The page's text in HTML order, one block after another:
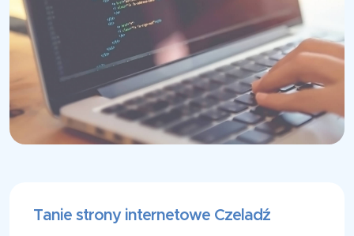
Tanie strony internetowe Czeladź